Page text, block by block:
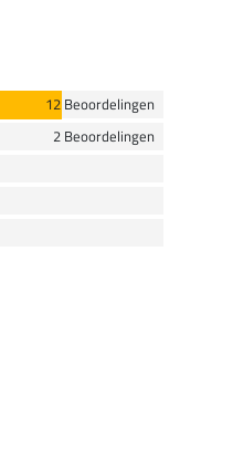
12 Beoordelingen
2 Beoordelingen